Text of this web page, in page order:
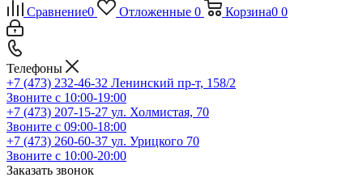
Сравнение0 Отложенные 0 Корзина0 0
Телефоны
+7 (473) 232-46-32 Ленинский пр-т, 158/2
Звоните с 10:00-19:00
+7 (473) 207-15-27 ул. Холмистая, 70
Звоните с 09:00-18:00
+7 (473) 260-60-37 ул. Урицкого 70
Звоните с 10:00-20:00
Заказать звонок